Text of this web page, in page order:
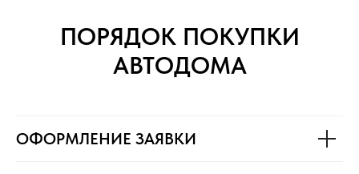
ПОРЯДОК ПОКУПКИ
АВТОДОМА
ОФОРМЛЕНИЕ ЗАЯВКИ